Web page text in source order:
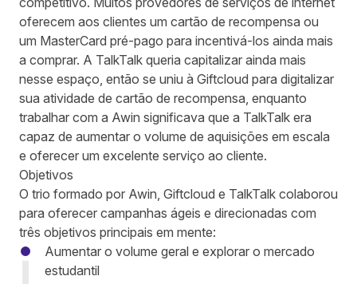
oferecem aos clientes um cartão de recompensa ou
um MasterCard pré-pago para incentivá-los ainda mais
a comprar. A TalkTalk queria capitalizar ainda mais
nesse espaço, então se uniu à Giftcloud para digitalizar
sua atividade de cartão de recompensa, enquanto
trabalhar com a Awin significava que a TalkTalk era
capaz de aumentar o volume de aquisições em escala
e oferecer um excelente serviço ao cliente.
Objetivos
O trio formado por Awin, Giftcloud e TalkTalk colaborou
para oferecer campanhas ágeis e direcionadas com
três objetivos principais em mente:
Aumentar o volume geral e explorar o mercado
estudantil